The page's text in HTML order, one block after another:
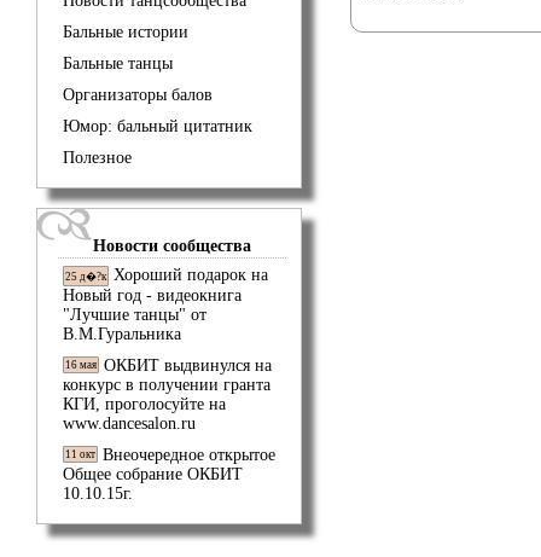
Бальные истории
Бальные танцы
Организаторы балов
Юмор: бальный цитатник
Полезное
Новости сообщества
25 д�?к Хороший подарок на
Новый год - видеокнига
"Лучшие танцы" от
В.М.Гуральника
16 мая ОКБИТ выдвинулся на
конкурс в получении гранта
КГИ, проголосуйте на
www.dancesalon.ru
11 окт Внеочередное открытое
Общее собрание ОКБИТ
10.10.15г.